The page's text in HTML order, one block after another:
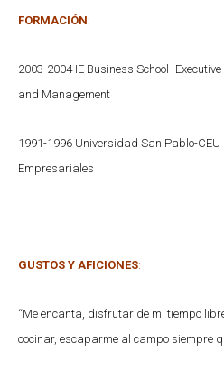
FORMACIÓN:
2003-2004 IE Business School -
and Management
1991-1996 Universidad San Pablo-
Empresariales
GUSTOS Y AFICIONES:
“Me encanta, disfrutar de mi tiempo
cocinar, escaparme al campo siempre